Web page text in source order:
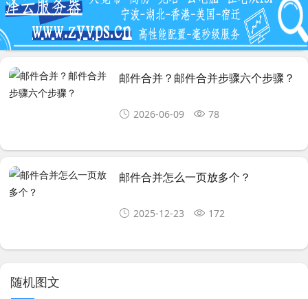
邮件合并？邮件合并步骤六个步骤？
2026-06-09 78
邮件合并怎么一页放多个？
2025-12-23 172
随机图文